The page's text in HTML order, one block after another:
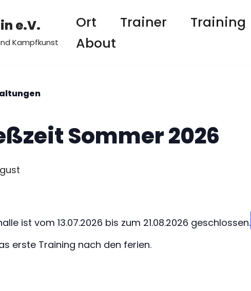
e.V.
Kampfkunst
Ort Trainer Training
About
Sommer 2026
ist vom 13.07.2026 bis zum 21.08.2026 geschlossen.
erste Training nach den ferien.